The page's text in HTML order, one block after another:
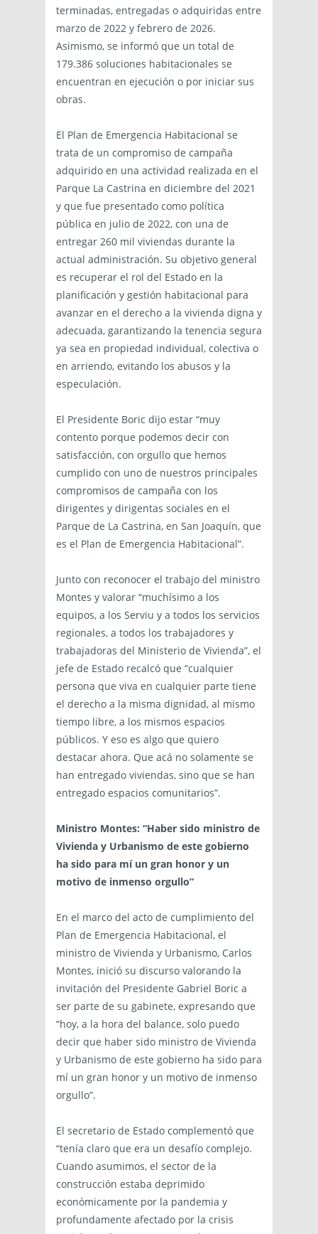
terminadas, entregadas o adquiridas entre
marzo de 2022 y febrero de 2026.
Asimismo, se informó que un total de
179.386 soluciones habitacionales se
encuentran en ejecución o por iniciar sus
obras.
El Plan de Emergencia Habitacional se
trata de un compromiso de campaña
adquirido en una actividad realizada en el
Parque La Castrina en diciembre del 2021
y que fue presentado como política
pública en julio de 2022, con una de
entregar 260 mil viviendas durante la
actual administración. Su objetivo general
es recuperar el rol del Estado en la
planificación y gestión habitacional para
avanzar en el derecho a la vivienda digna y
adecuada, garantizando la tenencia segura
ya sea en propiedad individual, colectiva o
en arriendo, evitando los abusos y la
especulación.
El Presidente Boric dijo estar “muy
contento porque podemos decir con
satisfacción, con orgullo que hemos
cumplido con uno de nuestros principales
compromisos de campaña con los
dirigentes y dirigentas sociales en el
Parque de La Castrina, en San Joaquín, que
es el Plan de Emergencia Habitacional”.
Junto con reconocer el trabajo del ministro
Montes y valorar “muchísimo a los
equipos, a los Serviu y a todos los servicios
regionales, a todos los trabajadores y
trabajadoras del Ministerio de Vivienda”, el
jefe de Estado recalcó que “cualquier
persona que viva en cualquier parte tiene
el derecho a la misma dignidad, al mismo
tiempo libre, a los mismos espacios
públicos. Y eso es algo que quiero
destacar ahora. Que acá no solamente se
han entregado viviendas, sino que se han
entregado espacios comunitarios”.
Ministro Montes: “Haber sido ministro de
Vivienda y Urbanismo de este gobierno
ha sido para mí un gran honor y un
motivo de inmenso orgullo”
En el marco del acto de cumplimiento del
Plan de Emergencia Habitacional, el
ministro de Vivienda y Urbanismo, Carlos
Montes, inició su discurso valorando la
invitación del Presidente Gabriel Boric a
ser parte de su gabinete, expresando que
“hoy, a la hora del balance, solo puedo
decir que haber sido ministro de Vivienda
y Urbanismo de este gobierno ha sido para
mí un gran honor y un motivo de inmenso
orgullo”.
El secretario de Estado complementó que
“tenía claro que era un desafío complejo.
Cuando asumimos, el sector de la
construcción estaba deprimido
económicamente por la pandemia y
profundamente afectado por la crisis